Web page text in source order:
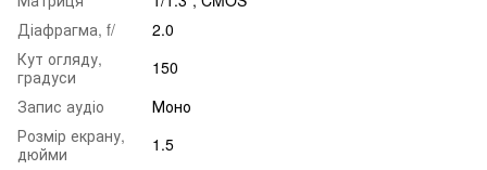
Діафрагма, f/
2.0
Кут огляду,
градуси
150
Запис аудіо
Моно
Розмір екрану,
дюйми
1.5